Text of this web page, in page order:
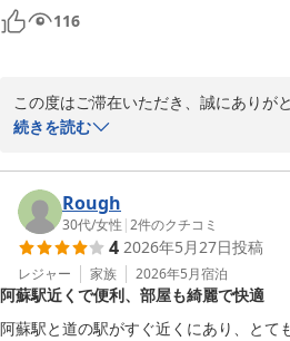
ロビーの隣にあるキッチンにはマシーン
に飲めます。嬉しかったのはインスタン
イ」さんでお弁当を買っきて、そこに
段よりもサラサラになりました。家でも
スタッフの方も親切丁寧でした。
阿蘇に来たらまたこのホテルに泊まりた
116
この度はご滞在いただき、誠にありが
りや設備についてのご感想をいただき
心よりお待ちしております。
Fairfield by Marriott Kumamoto Aso
フロント　後藤
フェアフィールド・バイ・マリオット・
2026-06-13
続きを読む
Rough
30代/女性 |2件のクチコミ
4 2026年5月27日投稿
レジャー 家族 2026年5月宿泊
阿蘇駅近くで便利、部屋も綺麗で快適
阿蘇駅と道の駅がすぐ近くにあり、とて